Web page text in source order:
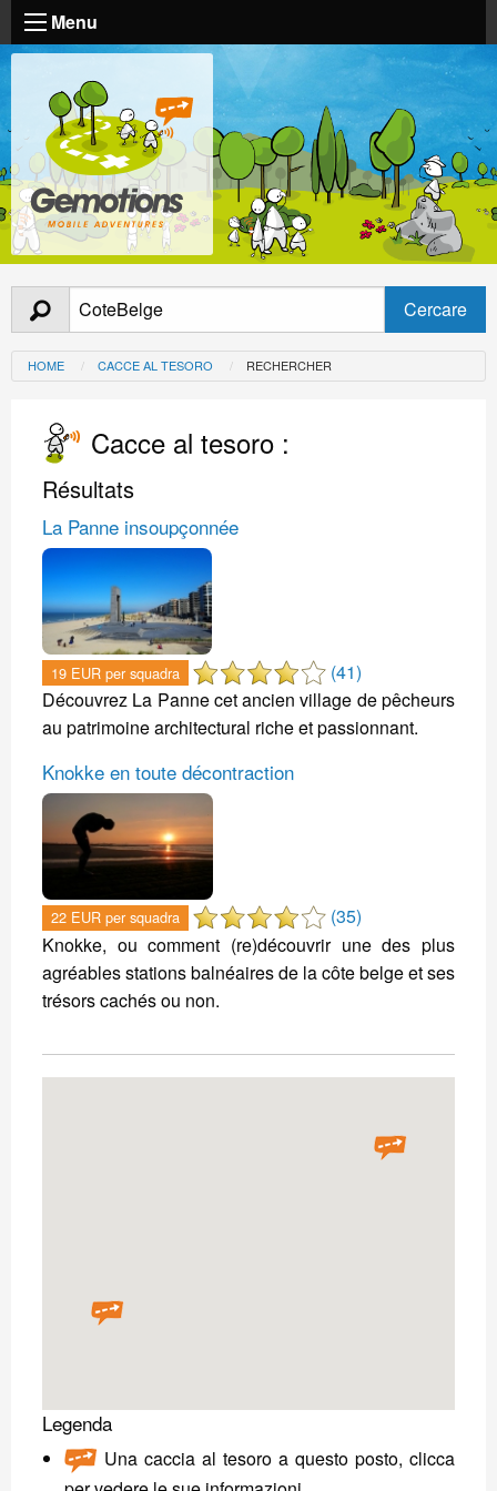
Menu
HOME CACCE AL TESORO RECHERCHER
Cacce al tesoro :
Résultats
La Panne insoupçonnée
19 EUR per squadra
(41)
Découvrez La Panne cet ancien village de pêcheurs
au patrimoine architectural riche et passionnant.
Knokke en toute décontraction
22 EUR per squadra
(35)
Knokke, ou comment (re)découvrir une des plus
agréables stations balnéaires de la côte belge et ses
trésors cachés ou non.
Legenda
Una caccia al tesoro a questo posto, clicca